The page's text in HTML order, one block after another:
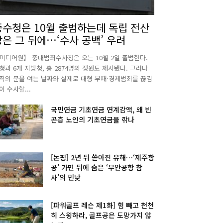
청은 10월 출범하는데 독립 전산
그 뒤에…‘수사 공백’ 우려
디어원】 중대범죄수사청은 오는 10월 2일 출범한다.
과 6개 지방청, 총 2874명의 정원도 제시됐다. 그러나
의 문을 여는 날짜와 실제로 대형 부패·경제범죄를 끊김
수사할...
국민연금 기초연금 연계감액, 왜 빈
곤층 노인의 기초연금을 깎나
[논평] 2년 뒤 쏟아진 유해…‘제주항
공’ 가면 뒤에 숨은 ‘무안공항 참
사’의 민낯
[파워골프 레슨 제1화] 힘 빼고 천천
히 스윙하라, 골프공은 도망가지 않